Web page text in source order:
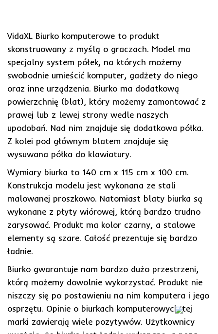
VidaXL Biurko komputerowe to produkt
skonstruowany z myślą o graczach. Model ma
specjalny system półek, na których możemy
swobodnie umieścić komputer, gadżety do niego
oraz inne urządzenia. Biurko ma dodatkową
powierzchnię (blat), który możemy zamontować z
prawej lub z lewej strony wedle naszych
upodobań. Nad nim znajduje się dodatkowa półka.
Z kolei pod głównym blatem znajduje się
wysuwana półka do klawiatury.
Wymiary biurka to 140 cm x 115 cm x 100 cm.
Konstrukcja modelu jest wykonana ze stali
malowanej proszkowo. Natomiast blaty biurka są
wykonane z płyty wiórowej, którą bardzo trudno
zarysować. Produkt ma kolor czarny, a stalowe
elementy są szare. Całość prezentuje się bardzo
ładnie.
Biurko gwarantuje nam bardzo dużo przestrzeni,
którą możemy dowolnie wykorzystać. Produkt nie
niszczy się po postawieniu na nim komputera i jego
osprzętu. Opinie o biurkach komputerowych tej
marki zawierają wiele pozytywów. Użytkownicy